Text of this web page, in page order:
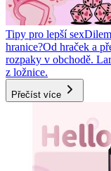
Tipy pro lepší sex
hranice?Od hraček a
rozpaky v obchodě.
z ložnice.
Přečíst více